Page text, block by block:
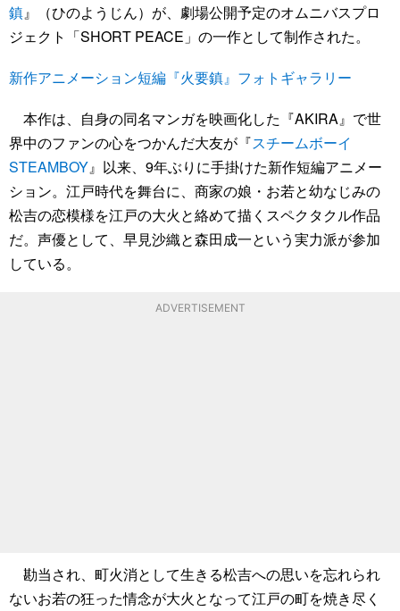
鎮』（ひのようじん）が、劇場公開予定のオムニバスプロ
ジェクト「SHORT PEACE」の一作として制作された。
新作アニメーション短編『火要鎮』フォトギャラリー
本作は、自身の同名マンガを映画化した『AKIRA』で世
界中のファンの心をつかんだ大友が『スチームボーイ
STEAMBOY』以来、9年ぶりに手掛けた新作短編アニメー
ション。江戸時代を舞台に、商家の娘・お若と幼なじみの
松吉の恋模様を江戸の大火と絡めて描くスペクタクル作品
だ。声優として、早見沙織と森田成一という実力派が参加
している。
ADVERTISEMENT
勘当され、町火消として生きる松吉への思いを忘れられ
ないお若の狂った情念が大火となって江戸の町を焼き尽く